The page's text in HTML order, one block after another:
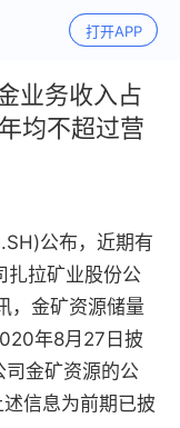
打开APP
业务收入占
均不超过营
公布，近期有
扎拉矿业股份公
，金矿资源储量
年8月27日披
司金矿资源的公
信息为前期已披